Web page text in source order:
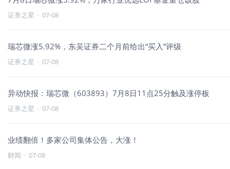
证券之星 · 07-08
瑞芯微涨5.92%，东吴证券二个月前给出“买入”评级
证券之星 · 07-08
异动快报：瑞芯微（603893）7月8日11点25分触及涨停板
证券之星 · 07-08
业绩翻倍！多家公司集体公告，大涨！
财闻 · 07-08